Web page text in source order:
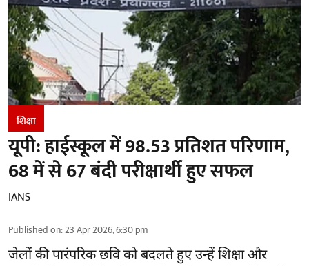
शिक्षा
यूपी: हाईस्कूल में 98.53 प्रतिशत परिणाम,
68 में से 67 बंदी परीक्षार्थी हुए सफल
IANS
Published on:23 Apr 2026, 6:30 pm
जेलों की पारंपरिक छवि को बदलते हुए उन्हें शिक्षा और